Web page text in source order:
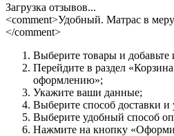
Загрузка отзывов...
<comment>Удобный. Матрас в
</comment>
Выберите товары и добавьте
Перейдите в раздел
оформлению»;
Укажите ваши данные;
Выберите способ доставки и
Выберите удобный способ
Нажмите на кнопку